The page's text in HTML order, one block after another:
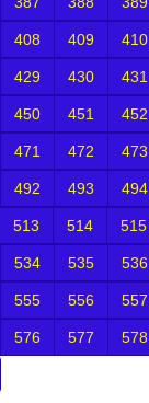
408 409 410
429 430 431
450 451 452
471 472 473
492 493 494
513 514 515
534 535 536
555 556 557
576 577 578